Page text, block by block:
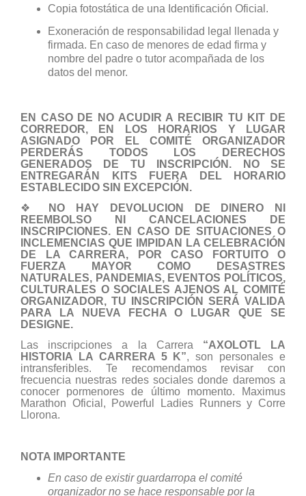
Copia fotostática de una Identificación Oficial.
Exoneración de responsabilidad legal llenada y
firmada. En caso de menores de edad firma y
nombre del padre o tutor acompañada de los
datos del menor.
EN CASO DE NO ACUDIR A RECIBIR TU KIT DE
CORREDOR, EN LOS HORARIOS Y LUGAR
ASIGNADO POR EL COMITÉ ORGANIZADOR
PERDERÁS TODOS LOS DERECHOS
GENERADOS DE TU INSCRIPCIÓN. NO SE
ENTREGARÁN KITS FUERA DEL HORARIO
ESTABLECIDO SIN EXCEPCIÓN.
❖
NO HAY DEVOLUCION DE DINERO NI
REEMBOLSO NI CANCELACIONES DE
INSCRIPCIONES. EN CASO DE SITUACIONES O
INCLEMENCIAS QUE IMPIDAN LA CELEBRACIÓN
DE LA CARRERA, POR CASO FORTUITO O
FUERZA MAYOR COMO DESASTRES
NATURALES, PANDEMIAS, EVENTOS POLÍTICOS,
CULTURALES O SOCIALES AJENOS AL COMITÉ
ORGANIZADOR, TU INSCRIPCIÓN SERÁ VALIDA
PARA LA NUEVA FECHA O LUGAR QUE SE
DESIGNE.
Las inscripciones a la Carrera “AXOLOTL LA
HISTORIA LA CARRERA 5 K”, son personales e
intransferibles. Te recomendamos revisar con
frecuencia nuestras redes sociales donde daremos a
conocer pormenores de último momento. Maximus
Marathon Oficial, Powerful Ladies Runners y Corre
Llorona.
NOTA IMPORTANTE
En caso de existir guardarropa el comité
organizador no se hace responsable por la